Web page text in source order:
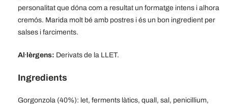
personalitat que dóna com a resultat un formatge intens i alhora
cremós. Marida molt bé amb postres i és un bon ingredient per
salses i farciments.
Al·lèrgens: Derivats de la LLET.
Ingredients
Gorgonzola (40%): let, ferments làtics, quall, sal, penicillium,